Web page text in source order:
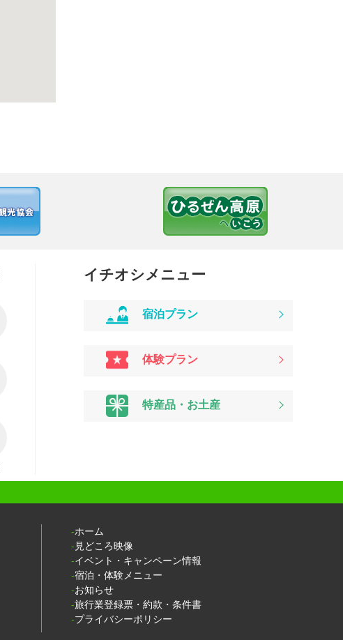
イチオシメニュー
宿泊プラン
体験プラン
特産品・お土産
ホーム
見どころ映像
イベント・キャンペーン情報
宿泊・体験メニュー
お知らせ
旅行業登録票・約款・条件書
プライバシーポリシー